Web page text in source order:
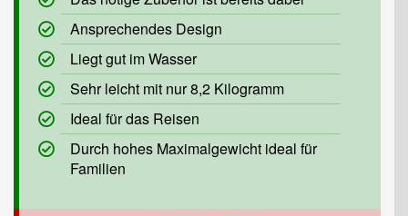
Ansprechendes Design
Liegt gut im Wasser
Sehr leicht mit nur 8,2 Kilogramm
Ideal für das Reisen
Durch hohes Maximalgewicht ideal für
Familien